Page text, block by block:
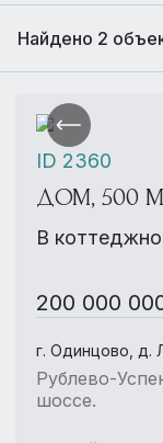
Найдено 2
ДОМ, 500
В
200 000
г. Одинцово, д.
Рублево-
шоссе.
ID 2360